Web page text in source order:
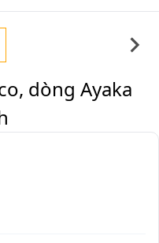
dòng Ayaka